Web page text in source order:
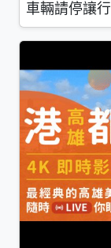
車輛請停讓